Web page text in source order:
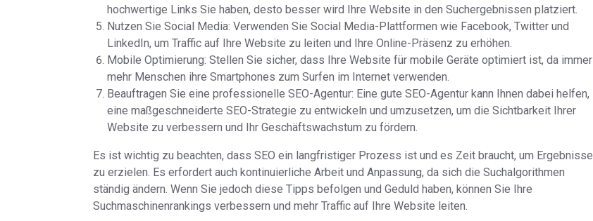
hochwertige Links Sie haben, desto besser wird Ihre Website in den Suchergebnissen platziert.
Nutzen Sie Social Media: Verwenden Sie Social Media-Plattformen wie Facebook, Twitter und
LinkedIn, um Traffic auf Ihre Website zu leiten und Ihre Online-Präsenz zu erhöhen.
Mobile Optimierung: Stellen Sie sicher, dass Ihre Website für mobile Geräte optimiert ist, da immer
mehr Menschen ihre Smartphones zum Surfen im Internet verwenden.
Beauftragen Sie eine professionelle SEO-Agentur: Eine gute SEO-Agentur kann Ihnen dabei helfen,
eine maßgeschneiderte SEO-Strategie zu entwickeln und umzusetzen, um die Sichtbarkeit Ihrer
Website zu verbessern und Ihr Geschäftswachstum zu fördern.
Es ist wichtig zu beachten, dass SEO ein langfristiger Prozess ist und es Zeit braucht, um Ergebnisse
zu erzielen. Es erfordert auch kontinuierliche Arbeit und Anpassung, da sich die Suchalgorithmen
ständig ändern. Wenn Sie jedoch diese Tipps befolgen und Geduld haben, können Sie Ihre
Suchmaschinenrankings verbessern und mehr Traffic auf Ihre Website leiten.